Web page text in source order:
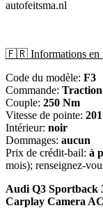
autofeitsma.nl
🇫🇷 Informations en
Code du modèle: F3
Commande:
Couple: 250 Nm
Vitesse de pointe:
Intérieur: noir
Dommages: aucun
Prix de crédit-bail: à
mois); renseignez-
Audi Q3 Sportback
Carplay Camera